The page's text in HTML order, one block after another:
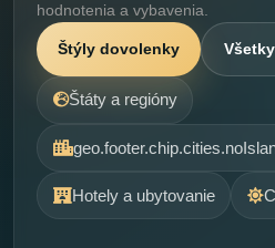
hodnotenia a vybavenia.
Štýly dovolenky
Štáty a regióny
Hotely a ubytovanie